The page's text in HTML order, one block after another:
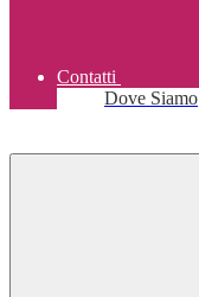
Contatti
Dove Siamo